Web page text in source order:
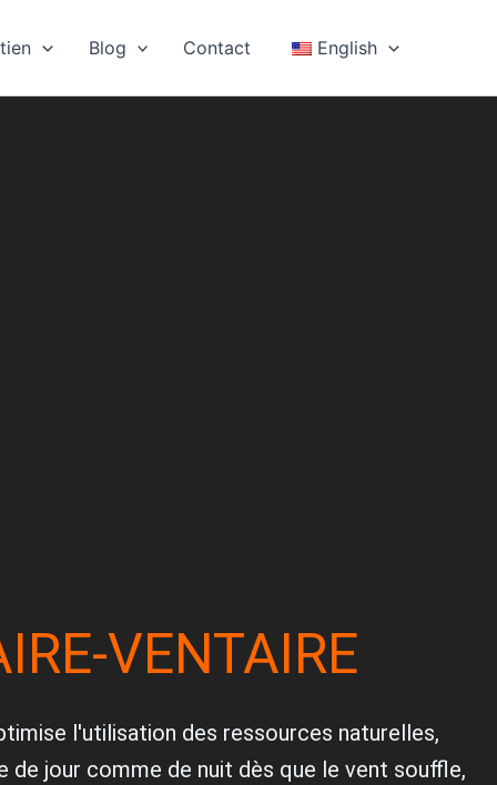
Blog Contact English
VENTAIRE
l'utilisation des ressources naturelles,
de jour comme de nuit dès que le vent souffle,